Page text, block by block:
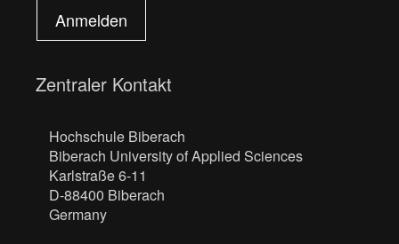
Anmelden
Zentraler Kontakt
Hochschule Biberach
Biberach University of Applied Sciences
Karlstraße 6-11
D-88400 Biberach
Germany